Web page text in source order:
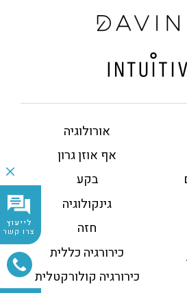
לייעוץ
צרו קשר
אורולוגיה
אף אוזן גרון
בקע
גינקולוגיה
חזה
כירורגיה כללית
כירורגיה קולורקטלית